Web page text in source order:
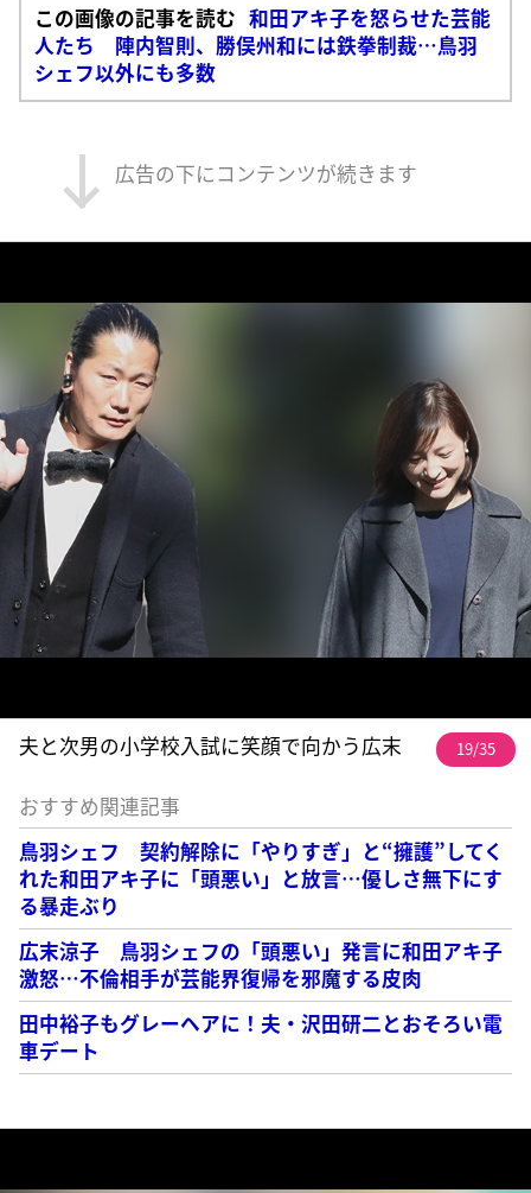
この画像の記事を読む 和田アキ子を怒らせた芸能
人たち 陣内智則、勝俣州和には鉄拳制裁…鳥羽
シェフ以外にも多数
広告の下にコンテンツが続きます
夫と次男の小学校入試に笑顔で向かう広末 19/35
おすすめ関連記事
鳥羽シェフ 契約解除に「やりすぎ」と“擁護”してく
れた和田アキ子に「頭悪い」と放言…優しさ無下にす
る暴走ぶり
広末涼子 鳥羽シェフの「頭悪い」発言に和田アキ子
激怒…不倫相手が芸能界復帰を邪魔する皮肉
田中裕子もグレーヘアに！夫・沢田研二とおそろい電
車デート